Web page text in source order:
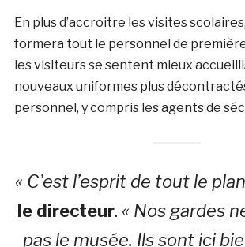
En plus d’accroitre les visites
formera tout le personnel de
les visiteurs se sentent mieux
nouveaux uniformes plus
personnel, y compris les agents de
« C’est l’esprit de tout le
le directeur. « Nos gardes
pas le musée. Ils sont ici